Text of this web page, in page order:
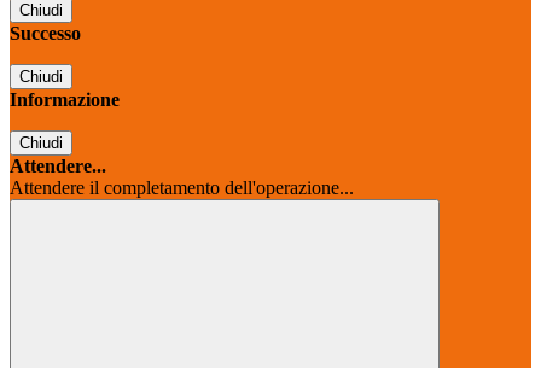
Chiudi
Successo
Chiudi
Informazione
Chiudi
Attendere...
Attendere il completamento dell'operazione...